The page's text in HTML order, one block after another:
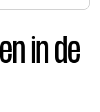
in de